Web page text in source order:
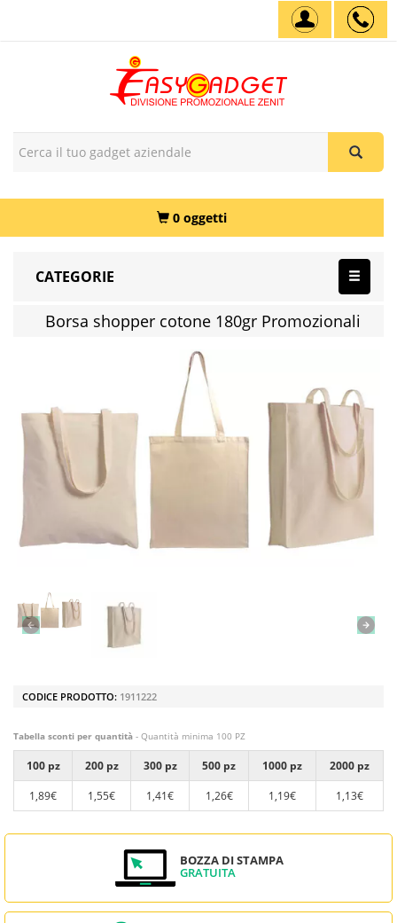
0 oggetti
CATEGORIE
Borsa shopper cotone 180gr Promozionali
CODICE PRODOTTO: 1911222
Tabella sconti per quantità - Quantità minima 100 PZ
100 pz 200 pz 300 pz 500 pz 1000 pz
2000 pz
1,89€
1,55€ 1,41€ 1,26€ 1,19€ 1,13€
BOZZA DI STAMPA
GRATUITA